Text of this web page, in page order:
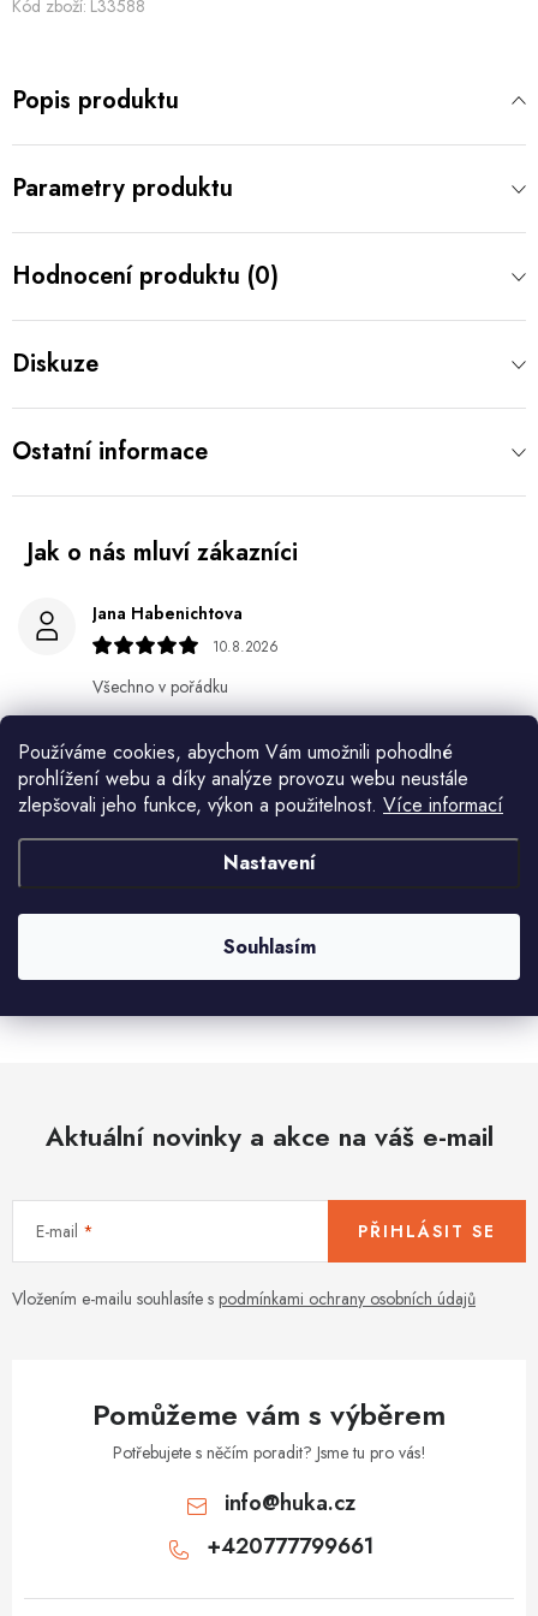
Používáme cookies, abychom Vám umožnili pohodlné
prohlížení webu a díky analýze provozu webu neustále
zlepšovali jeho funkce, výkon a použitelnost. Více informací
Nastavení
Souhlasím
Kód zboží: L33588
Popis produktu
Parametry produktu
Hodnocení produktu (0)
Diskuze
Ostatní informace
Jana Habenichtova
10.8.2026
Všechno v pořádku
Věra Karkošová
10.8.2026
Miroslav Lamper
10.8.2026
10.8.2026
Zobrazit další hodnocení
Aktuální novinky a akce na váš e-mail
E-mail
Vložením e-mailu souhlasíte s podmínkami ochrany osobních údajů
PŘIHLÁSIT SE
Pomůžeme vám s výběrem
Potřebujete s něčím poradit? Jsme tu pro vás!
info@huka.cz
+420777799661